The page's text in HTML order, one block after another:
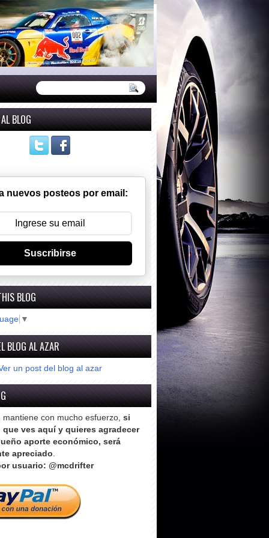
BLOG
nuevos posteos por email:
Suscribirse
BLOG
▼
BLOG AL AZAR
un post del blog al azar
mantiene con mucho esfuerzo, si
ves aquí y quieres agradecer
aporte económico, será
apreciado.
usuario: @mcdrifter